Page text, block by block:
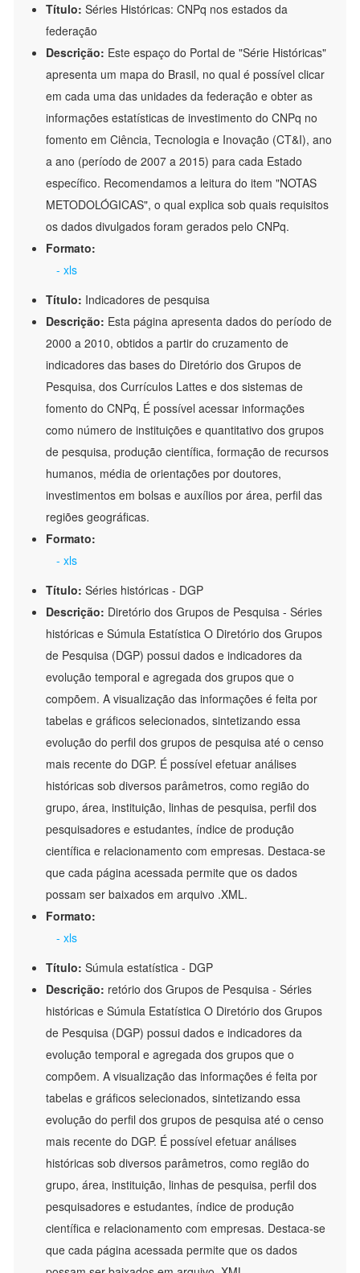
Título: Séries Históricas: CNPq nos estados da
federação
Descrição: Este espaço do Portal de "Série Históricas"
apresenta um mapa do Brasil, no qual é possível clicar
em cada uma das unidades da federação e obter as
informações estatísticas de investimento do CNPq no
fomento em Ciência, Tecnologia e Inovação (CT&I), ano
a ano (período de 2007 a 2015) para cada Estado
específico. Recomendamos a leitura do item "NOTAS
METODOLÓGICAS", o qual explica sob quais requisitos
os dados divulgados foram gerados pelo CNPq.
Formato:
- xls
Título: Indicadores de pesquisa
Descrição: Esta página apresenta dados do período de
2000 a 2010, obtidos a partir do cruzamento de
indicadores das bases do Diretório dos Grupos de
Pesquisa, dos Currículos Lattes e dos sistemas de
fomento do CNPq, É possível acessar informações
como número de instituições e quantitativo dos grupos
de pesquisa, produção científica, formação de recursos
humanos, média de orientações por doutores,
investimentos em bolsas e auxílios por área, perfil das
regiões geográficas.
Formato:
- xls
Título: Séries históricas - DGP
Descrição: Diretório dos Grupos de Pesquisa - Séries
históricas e Súmula Estatística O Diretório dos Grupos
de Pesquisa (DGP) possui dados e indicadores da
evolução temporal e agregada dos grupos que o
compõem. A visualização das informações é feita por
tabelas e gráficos selecionados, sintetizando essa
evolução do perfil dos grupos de pesquisa até o censo
mais recente do DGP. É possível efetuar análises
históricas sob diversos parâmetros, como região do
grupo, área, instituição, linhas de pesquisa, perfil dos
pesquisadores e estudantes, índice de produção
científica e relacionamento com empresas. Destaca-se
que cada página acessada permite que os dados
possam ser baixados em arquivo .XML.
Formato:
- xls
Título: Súmula estatística - DGP
Descrição: retório dos Grupos de Pesquisa - Séries
históricas e Súmula Estatística O Diretório dos Grupos
de Pesquisa (DGP) possui dados e indicadores da
evolução temporal e agregada dos grupos que o
compõem. A visualização das informações é feita por
tabelas e gráficos selecionados, sintetizando essa
evolução do perfil dos grupos de pesquisa até o censo
mais recente do DGP. É possível efetuar análises
históricas sob diversos parâmetros, como região do
grupo, área, instituição, linhas de pesquisa, perfil dos
pesquisadores e estudantes, índice de produção
científica e relacionamento com empresas. Destaca-se
que cada página acessada permite que os dados